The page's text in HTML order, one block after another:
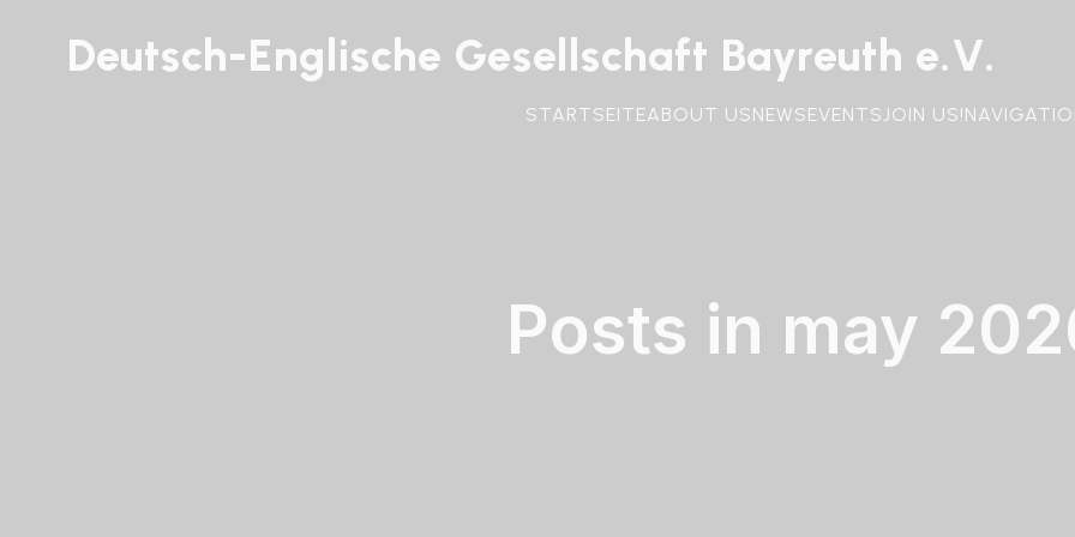
Deutsch-Englische Gesellschaft Bayreuth e.V.
STARTSEITEABOUT USNEWSEVENTSJOIN US!
Posts in may